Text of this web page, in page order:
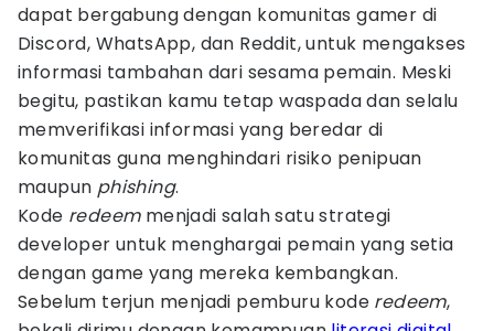
dapat bergabung dengan komunitas gamer di
Discord, WhatsApp, dan Reddit, untuk mengakses
informasi tambahan dari sesama pemain. Meski
begitu, pastikan kamu tetap waspada dan selalu
memverifikasi informasi yang beredar di
komunitas guna menghindari risiko penipuan
maupun phishing.
Kode redeem menjadi salah satu strategi
developer untuk menghargai pemain yang setia
dengan game yang mereka kembangkan.
Sebelum terjun menjadi pemburu kode redeem,